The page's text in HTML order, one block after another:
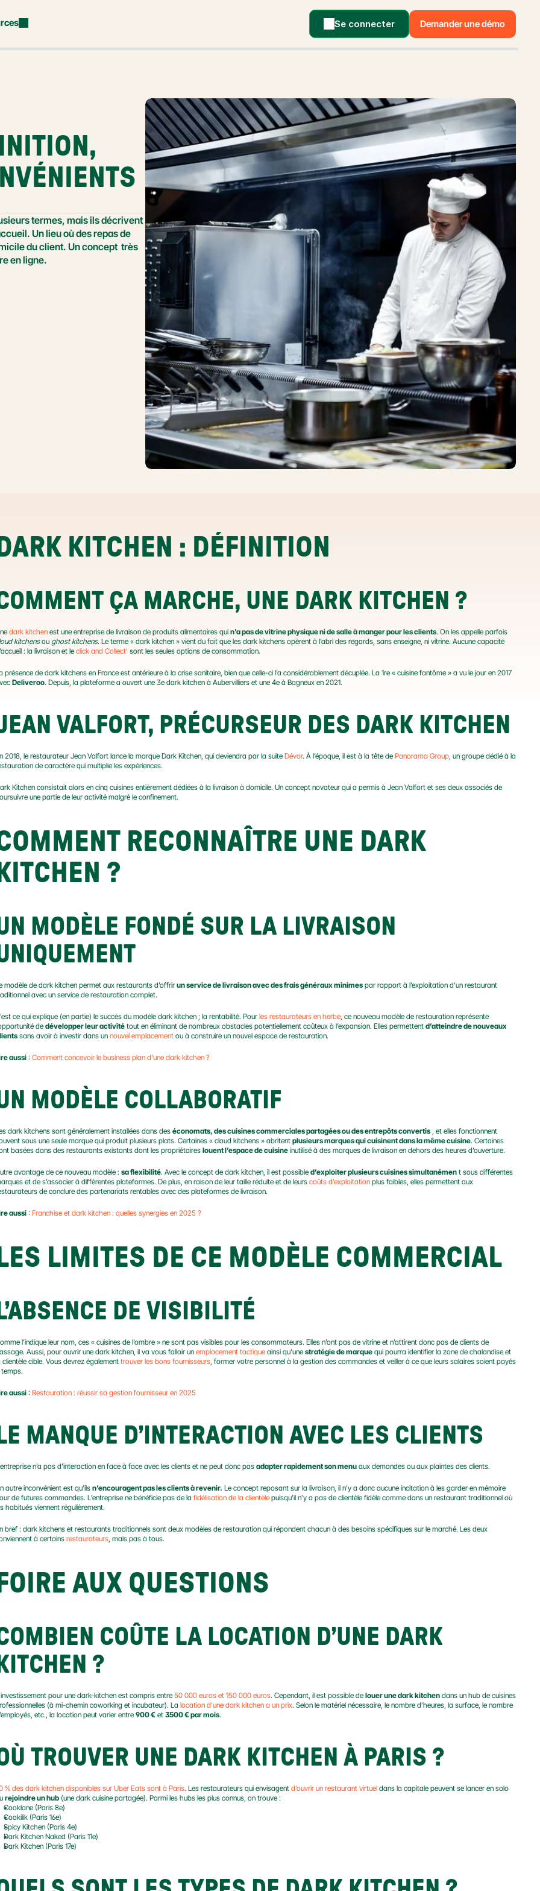
Se connecter Demander une démo
termes, mais ils décrivent
Un lieu où des repas de
du client. Un concept  très
en ligne.
DARK KITCHEN : DÉFINITION
ÇA MARCHE, UNE DARK KITCHEN ?
dark kitchen est une entreprise de livraison de produits alimentaires qui n’a pas de vitrine physique ni de salle à manger pour les clients
kitchens ou ghost kitchens. Le terme « dark kitchen » vient du fait que les dark kitchens opèrent à l’abri des regards, sans enseigne, ni vitrine. Aucune capacité
: la livraison et le click and Collect' sont les seules options de consommation.
présence de dark kitchens en France est antérieure à la crise sanitaire, bien que celle-ci l’a considérablement décuplée. La 1re « cuisine fantôme » a vu le jour en 2017
Deliveroo. Depuis, la plateforme a ouvert une 3e dark kitchen à Aubervilliers et une 4e à Bagneux en 2021.
VALFORT, PRÉCURSEUR DES DARK KITCHEN
2018, le restaurateur Jean Valfort lance la marque Dark Kitchen, qui deviendra par la suite Dévor. À l’époque, il est à la tête de Panorama Group, un groupe dédié à la
de caractère qui multiplie les expériences.
Kitchen consistait alors en cinq cuisines entièrement dédiées à la livraison à domicile. Un concept novateur qui a permis à Jean Valfort et ses deux associés de
une partie de leur activité malgré le confinement.
RECONNAÎTRE UNE DARK
KITCHEN ?
MODÈLE FONDÉ SUR LA LIVRAISON
modèle de dark kitchen permet aux restaurants d’offrir un service de livraison avec des frais généraux minimes par rapport à l’exploitation d’un restaurant
avec un service de restauration complet.
ce qui explique (en partie) le succès du modèle dark kitchen ; la rentabilité. Pour les restaurateurs en herbe, ce nouveau modèle de restauration représente
de développer leur activité tout en éliminant de nombreux obstacles potentiellement coûteux à l’expansion. Elles permettent d’atteindre de nouveaux
sans avoir à investir dans un nouvel emplacement ou à construire un nouvel espace de restauration.
aussi : Comment concevoir le business plan d'une dark kitchen ?
MODÈLE COLLABORATIF
dark kitchens sont généralement installées dans des économats, des cuisines commerciales partagées ou des entrepôts convertis , et elles fonctionnent
sous une seule marque qui produit plusieurs plats. Certaines « cloud kitchens » abritent plusieurs marques qui cuisinent dans la même cuisine. Certaines
basées dans des restaurants existants dont les propriétaires louent l’espace de cuisine inutilisé à des marques de livraison en dehors des heures d’ouverture.
avantage de ce nouveau modèle : sa flexibilité. Avec le concept de dark kitchen, il est possible d’exploiter plusieurs cuisines simultanémen t sous différentes
et de s’associer à différentes plateformes. De plus, en raison de leur taille réduite et de leurs coûts d’exploitation plus faibles, elles permettent aux
de conclure des partenariats rentables avec des plateformes de livraison.
aussi : Franchise et dark kitchen : quelles synergies en 2025 ?
LES LIMITES DE CE MODÈLE COMMERCIAL
L’ABSENCE DE VISIBILITÉ
l’indique leur nom, ces « cuisines de l’ombre » ne sont pas visibles pour les consommateurs. Elles n’ont pas de vitrine et n’attirent donc pas de clients de
Aussi, pour ouvrir une dark kitchen, il va vous falloir un emplacement tactique ainsi qu’une stratégie de marque qui pourra identifier la zone de chalandise et
clientèle cible. Vous devrez également trouver les bons fournisseurs, former votre personnel à la gestion des commandes et veiller à ce que leurs salaires soient payés
aussi : Restauration : réussir sa gestion fournisseur en 2025
LE MANQUE D’INTERACTION AVEC LES CLIENTS
n’a pas d’interaction en face à face avec les clients et ne peut donc pas adapter rapidement son menu aux demandes ou aux plaintes des clients.
autre inconvénient est qu’ils n’encouragent pas les clients à revenir. Le concept reposant sur la livraison, il n’y a donc aucune incitation à les garder en mémoire
de futures commandes. L’entreprise ne bénéficie pas de la fidélisation de la clientèle puisqu’il n’y a pas de clientèle fidèle comme dans un restaurant traditionnel où
habitués viennent régulièrement.
bref : dark kitchens et restaurants traditionnels sont deux modèles de restauration qui répondent chacun à des besoins spécifiques sur le marché. Les deux
à certains restaurateurs, mais pas à tous.
FOIRE AUX QUESTIONS
COÛTE LA LOCATION D’UNE DARK
KITCHEN ?
pour une dark-kitchen est compris entre 50 000 euros et 150 000 euros. Cependant, il est possible de louer une dark kitchen dans un hub de cuisines
(à mi-chemin coworking et incubateur). La location d’une dark kitchen a un prix. Selon le matériel nécessaire, le nombre d’heures, la surface, le nombre
etc., la location peut varier entre 900 € et 3500 € par mois.
TROUVER UNE DARK KITCHEN À PARIS ?
% des dark kitchen disponibles sur Uber Eats sont à Paris. Les restaurateurs qui envisagent d’ouvrir un restaurant virtuel dans la capitale peuvent se lancer en solo
rejoindre un hub (une dark cuisine partagée). Parmi les hubs les plus connus, on trouve :
Cooklane (Paris 8e)
Cookilik (Paris 16e)
Spicy Kitchen (Paris 4e)
Dark Kitchen Naked (Paris 11e)
Dark Kitchen (Paris 17e)